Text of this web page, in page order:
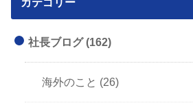
社長ブログ(162)
海外のこと (26)